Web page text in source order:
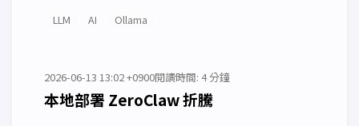
LLM AI Ollama
2026-06-13 13:02 +0900閱讀時間: 4 分鐘
本地部署 ZeroClaw 折騰